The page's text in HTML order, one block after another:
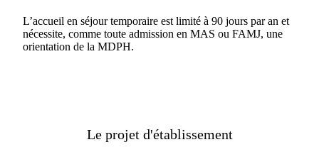
L’accueil en séjour temporaire est limité à 90 jours par an et
nécessite, comme toute admission en MAS ou FAMJ, une
orientation de la MDPH.
Le projet d'établissement